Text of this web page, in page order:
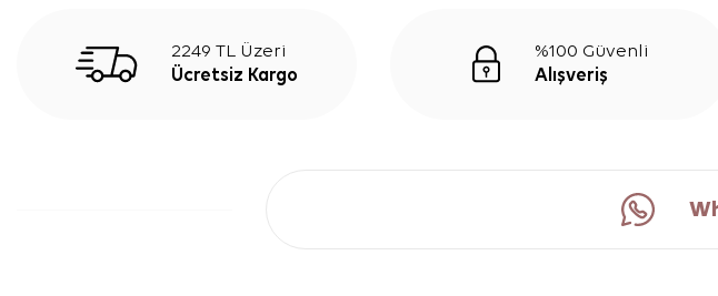
2249 TL Üzeri
Ücretsiz Kargo
%100 Güvenli
Alışveriş